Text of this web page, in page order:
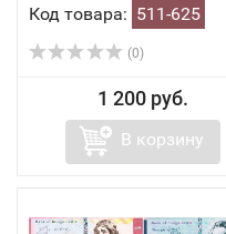
Код товара: 511-625
(0)
1 200 руб.
В корзину